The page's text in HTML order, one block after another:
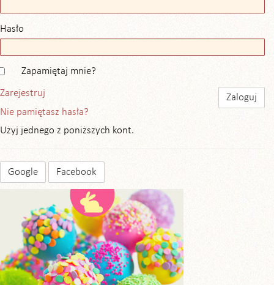
Hasło
Zapamiętaj mnie?
Zarejestruj
Nie pamiętasz hasła?
Użyj jednego z poniższych kont.
Google Facebook